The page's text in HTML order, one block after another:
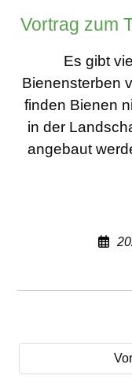
Vortrag zum
Es gibt
Bienensterben
finden Bienen
in der
angebaut